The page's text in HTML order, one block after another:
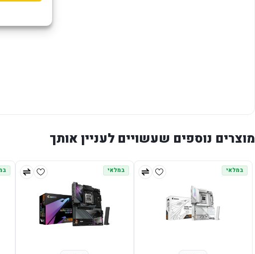
מוצרים נוספים שעשויים לעניין אותך
במלאי במלאי